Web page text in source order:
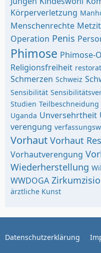
Körperverletzung
Menschenrechte
Operation Penis
Phimose Phimose-
Religionsfreiheit
Schmerzen Schweiz
Sensibilität
Studien Teilbeschneidung
Uganda Unversehrtheit
verengung
Vorhaut Vorhaut
Vorhautverengung
Wiederherstellung
WWDOGA
ärztliche Kunst
Datenschutzerklärung